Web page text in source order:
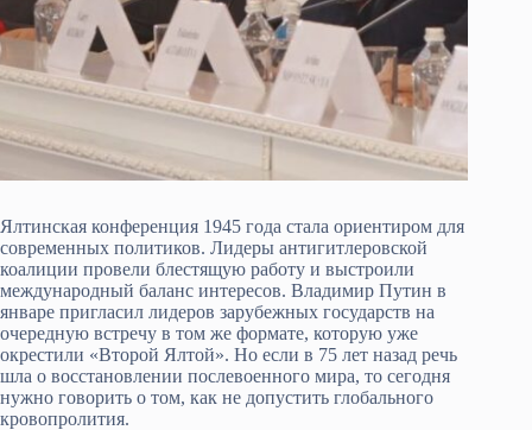
Ялтинская конференция 1945 года стала ориентиром для
современных политиков. Лидеры антигитлеровской
коалиции провели блестящую работу и выстроили
международный баланс интересов. Владимир Путин в
январе пригласил лидеров зарубежных государств на
очередную встречу в том же формате, которую уже
окрестили «Второй Ялтой». Но если в 75 лет назад речь
шла о восстановлении послевоенного мира, то сегодня
нужно говорить о том, как не допустить глобального
кровопролития.